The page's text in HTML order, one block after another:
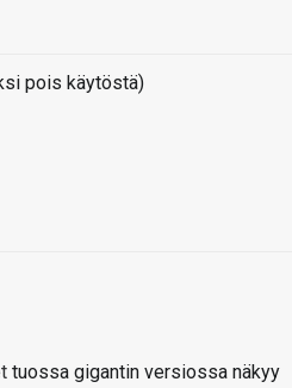
pois käytöstä)
tuossa gigantin versiossa näkyy